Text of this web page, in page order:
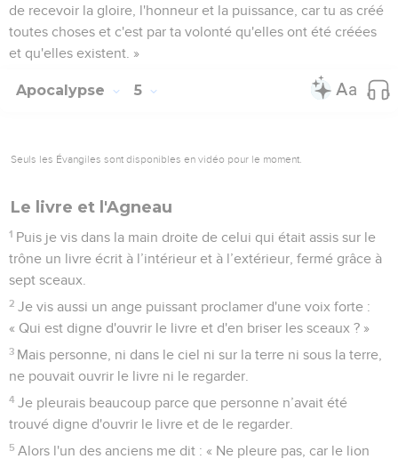
de recevoir la gloire, l'honneur et la puissance, car tu as créé
toutes choses et c'est par ta volonté qu'elles ont été créées
et qu'elles existent. »
Apocalypse 5
Seuls les Évangiles sont disponibles en vidéo pour le moment.
Le livre et l'Agneau
1 Puis je vis dans la main droite de celui qui était assis sur le
trône un livre écrit à l’intérieur et à l’extérieur, fermé grâce à
sept sceaux.
2 Je vis aussi un ange puissant proclamer d'une voix forte :
« Qui est digne d'ouvrir le livre et d'en briser les sceaux ? »
3 Mais personne, ni dans le ciel ni sur la terre ni sous la terre,
ne pouvait ouvrir le livre ni le regarder.
4 Je pleurais beaucoup parce que personne n’avait été
trouvé digne d'ouvrir le livre et de le regarder.
5 Alors l'un des anciens me dit : « Ne pleure pas, car le lion